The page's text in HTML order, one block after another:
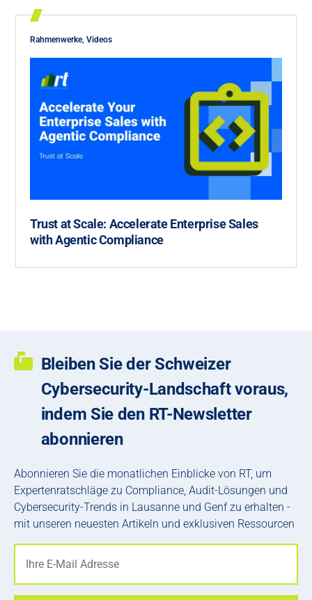
Rahmenwerke, Videos
Trust at Scale: Accelerate Enterprise Sales
with Agentic Compliance
Bleiben Sie der Schweizer
Cybersecurity-Landschaft voraus,
indem Sie den RT-Newsletter
abonnieren
Abonnieren Sie die monatlichen Einblicke von RT, um
Expertenratschläge zu Compliance, Audit-Lösungen und
Cybersecurity-Trends in Lausanne und Genf zu erhalten -
mit unseren neuesten Artikeln und exklusiven Ressourcen